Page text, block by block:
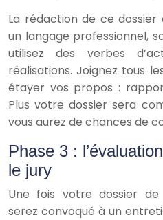
La rédaction de ce dossier
un langage professionnel,
utilisez des verbes
réalisations. Joignez tous
étayer vos propos :
Plus votre dossier sera
vous aurez de chances de
Phase 3 :
le jury
Une fois votre dossier de
serez convoqué à un